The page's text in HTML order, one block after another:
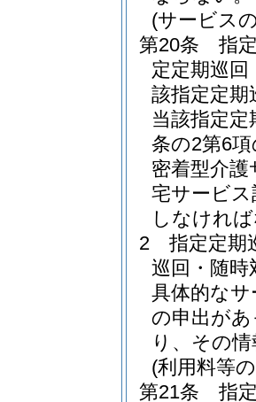
(サービス
第20条
指
定定期巡
該指定定期
当該指定
条の2第6
密着型介
宅サービ
しなけれ
2
指定定期
巡回・随
具体的な
の申出が
り、その
(利用料等
第21条
指